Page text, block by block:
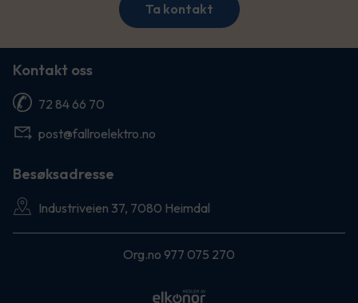
Ta kontakt
Kontakt oss
72 84 66 70
post@fallroelektro.no
Besøksadresse
Industriveien 37, 7080 Heimdal
Org.no 977 075 270